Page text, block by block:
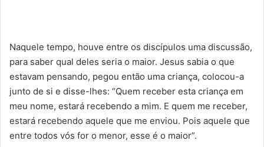
Naquele tempo, houve entre os discípulos uma discussão,
para saber qual deles seria o maior. Jesus sabia o que
estavam pensando, pegou então uma criança, colocou-a
junto de si e disse-lhes: “Quem receber esta criança em
meu nome, estará recebendo a mim. E quem me receber,
estará recebendo aquele que me enviou. Pois aquele que
entre todos vós for o menor, esse é o maior”.